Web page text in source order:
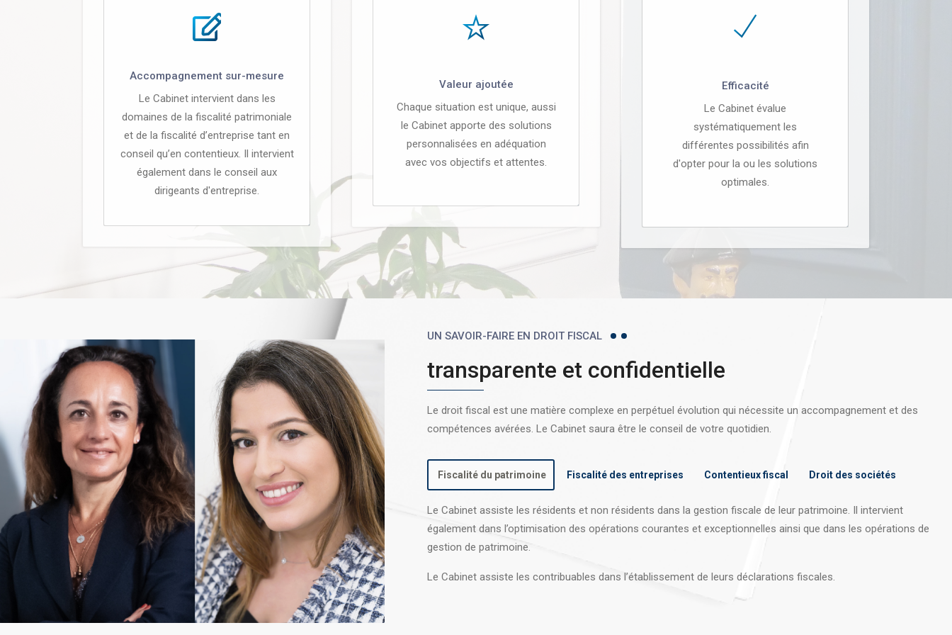
Accompagnement sur-mesure
Le Cabinet intervient dans les
domaines de la fiscalité patrimoniale
et de la fiscalité d’entreprise tant en
conseil qu’en contentieux. Il intervient
également dans le conseil aux
dirigeants d'entreprise.
Valeur ajoutée
Chaque situation est unique, aussi
le Cabinet apporte des solutions
personnalisées en adéquation
avec vos objectifs et attentes.
Efficacité
Le Cabinet évalue
systématiquement les
différentes possibilités afin
d'opter pour la ou les solutions
optimales.
UN SAVOIR-FAIRE EN DROIT FISCAL
transparente et confidentielle
Le droit fiscal est une matière complexe en perpétuel évolution qui nécessite un accompagnement et des
compétences avérées. Le Cabinet saura être le conseil de votre quotidien.
Fiscalité du patrimoine Fiscalité des entreprises Contentieux fiscal Droit des sociétés
Le Cabinet assiste les résidents et non résidents dans la gestion fiscale de leur patrimoine. Il intervient
également dans l’optimisation des opérations courantes et exceptionnelles ainsi que dans les opérations de
gestion de patrimoine.
Le Cabinet assiste les contribuables dans l’établissement de leurs déclarations fiscales.